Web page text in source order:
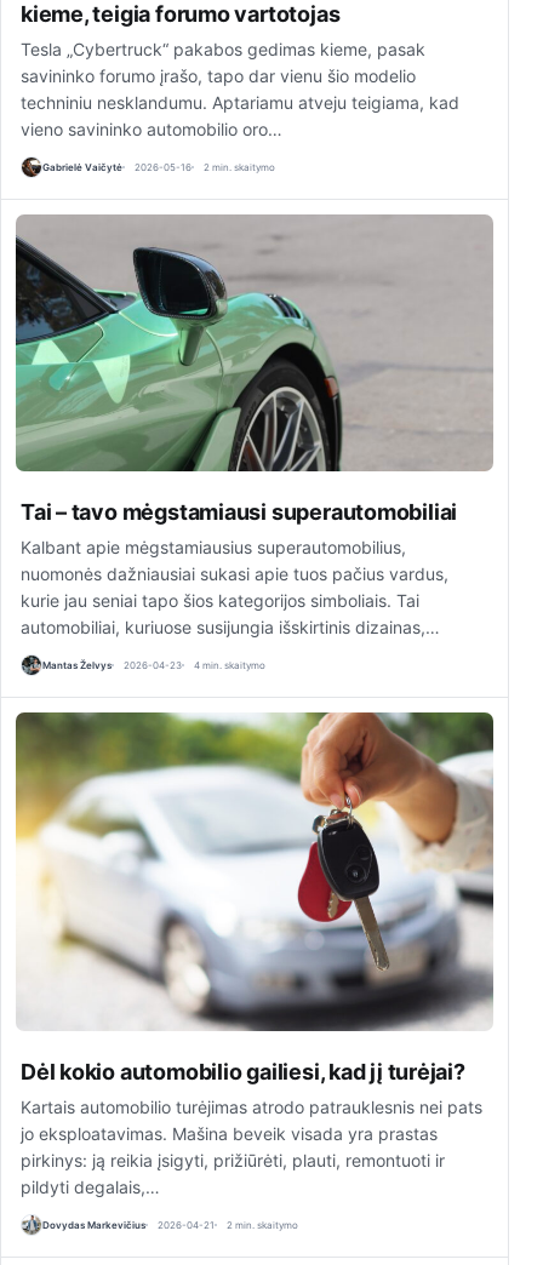
kieme, teigia forumo vartotojas
Tesla „Cybertruck“ pakabos gedimas kieme, pasak
savininko forumo įrašo, tapo dar vienu šio modelio
techniniu nesklandumu. Aptariamu atveju teigiama, kad
vieno savininko automobilio oro…
Gabrielė Vaičytė 2026-05-16 2 min. skaitymo
Tai – tavo mėgstamiausi superautomobiliai
Kalbant apie mėgstamiausius superautomobilius,
nuomonės dažniausiai sukasi apie tuos pačius vardus,
kurie jau seniai tapo šios kategorijos simboliais. Tai
automobiliai, kuriuose susijungia išskirtinis dizainas,…
Mantas Želvys 2026-04-23 4 min. skaitymo
Dėl kokio automobilio gailiesi, kad jį turėjai?
Kartais automobilio turėjimas atrodo patrauklesnis nei pats
jo eksploatavimas. Mašina beveik visada yra prastas
pirkinys: ją reikia įsigyti, prižiūrėti, plauti, remontuoti ir
pildyti degalais,…
Dovydas Markevičius 2026-04-21 2 min. skaitymo